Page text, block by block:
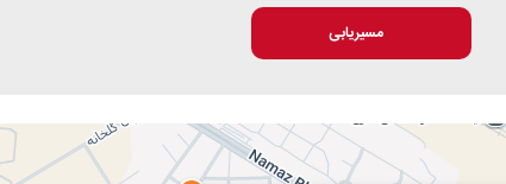
مسیریابی